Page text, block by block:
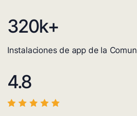
320k+
Instalaciones de app de la
4.8